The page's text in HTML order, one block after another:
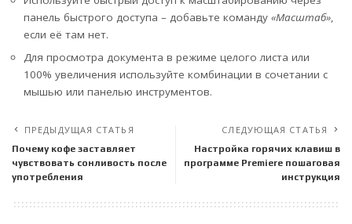
панель быстрого доступа – добавьте команду «Масштаб»,
если её там нет.
Для просмотра документа в режиме целого листа или
100% увеличения используйте комбинации в сочетании с
мышью или панелью инструментов.
ПРЕДЫДУЩАЯ СТАТЬЯ
Почему кофе заставляет
чувствовать сонливость после
употребления
СЛЕДУЮЩАЯ СТАТЬЯ
Настройка горячих клавиш в
программе Premiere пошаговая
инструкция